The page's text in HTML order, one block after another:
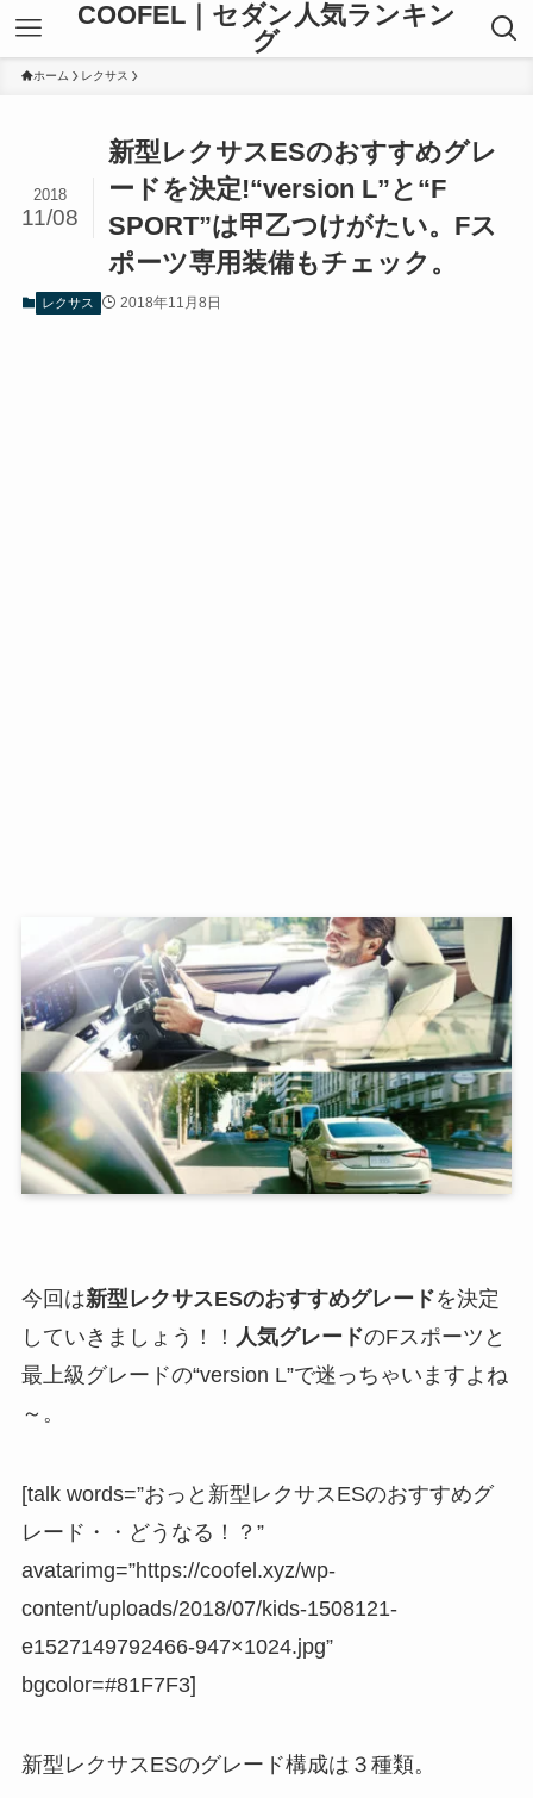
COOFEL｜セダン人気ランキン
グ
ホーム レクサス
新型レクサスESのおすすめグレ
ードを決定!“version L”と“F
SPORT”は甲乙つけがたい。Fス
ポーツ専用装備もチェック。
2018
11/08
レクサス 2018年11月8日
今回は新型レクサスESのおすすめグレードを決定
していきましょう！！ 人気グレードのFスポーツと
最上級グレードの“version L”で迷っちゃいますよね
～。
[talk words=”おっと新型レクサスESのおすすめグ
レード・・どうなる！？”
avatarimg=”https://coofel.xyz/wp-
content/uploads/2018/07/kids-1508121-
e1527149792466-947×1024.jpg”
bgcolor=#81F7F3]
新型レクサスESのグレード構成は３種類。